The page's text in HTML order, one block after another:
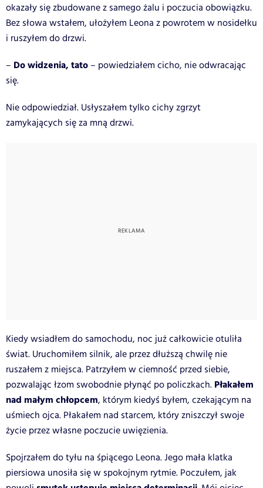
okazały się zbudowane z samego żalu i poczucia obowiązku.
Bez słowa wstałem, ułożyłem Leona z powrotem w nosidełku
i ruszyłem do drzwi.
– Do widzenia, tato – powiedziałem cicho, nie odwracając
się.
Nie odpowiedział. Usłyszałem tylko cichy zgrzyt
zamykających się za mną drzwi.
Kiedy wsiadłem do samochodu, noc już całkowicie otuliła
świat. Uruchomiłem silnik, ale przez dłuższą chwilę nie
ruszałem z miejsca. Patrzyłem w ciemność przed siebie,
pozwalając łzom swobodnie płynąć po policzkach. Płakałem
nad małym chłopcem, którym kiedyś byłem, czekającym na
uśmiech ojca. Płakałem nad starcem, który zniszczył swoje
życie przez własne poczucie uwięzienia.
Spojrzałem do tyłu na śpiącego Leona. Jego mała klatka
piersiowa unosiła się w spokojnym rytmie. Poczułem, jak